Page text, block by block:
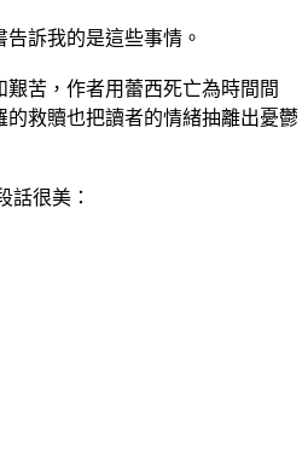
訴我的是這些事情。
苦，作者用蕾西死亡為時間間
救贖也把讀者的情緒抽離出憂鬱
很美：